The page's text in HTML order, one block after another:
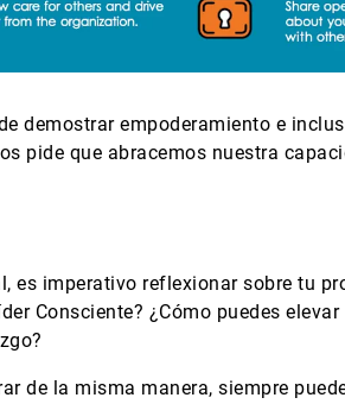
demostrar empoderamiento e
pide que abracemos nuestra
es imperativo reflexionar sobre tu
Consciente? ¿Cómo puedes
de la misma manera, siempre